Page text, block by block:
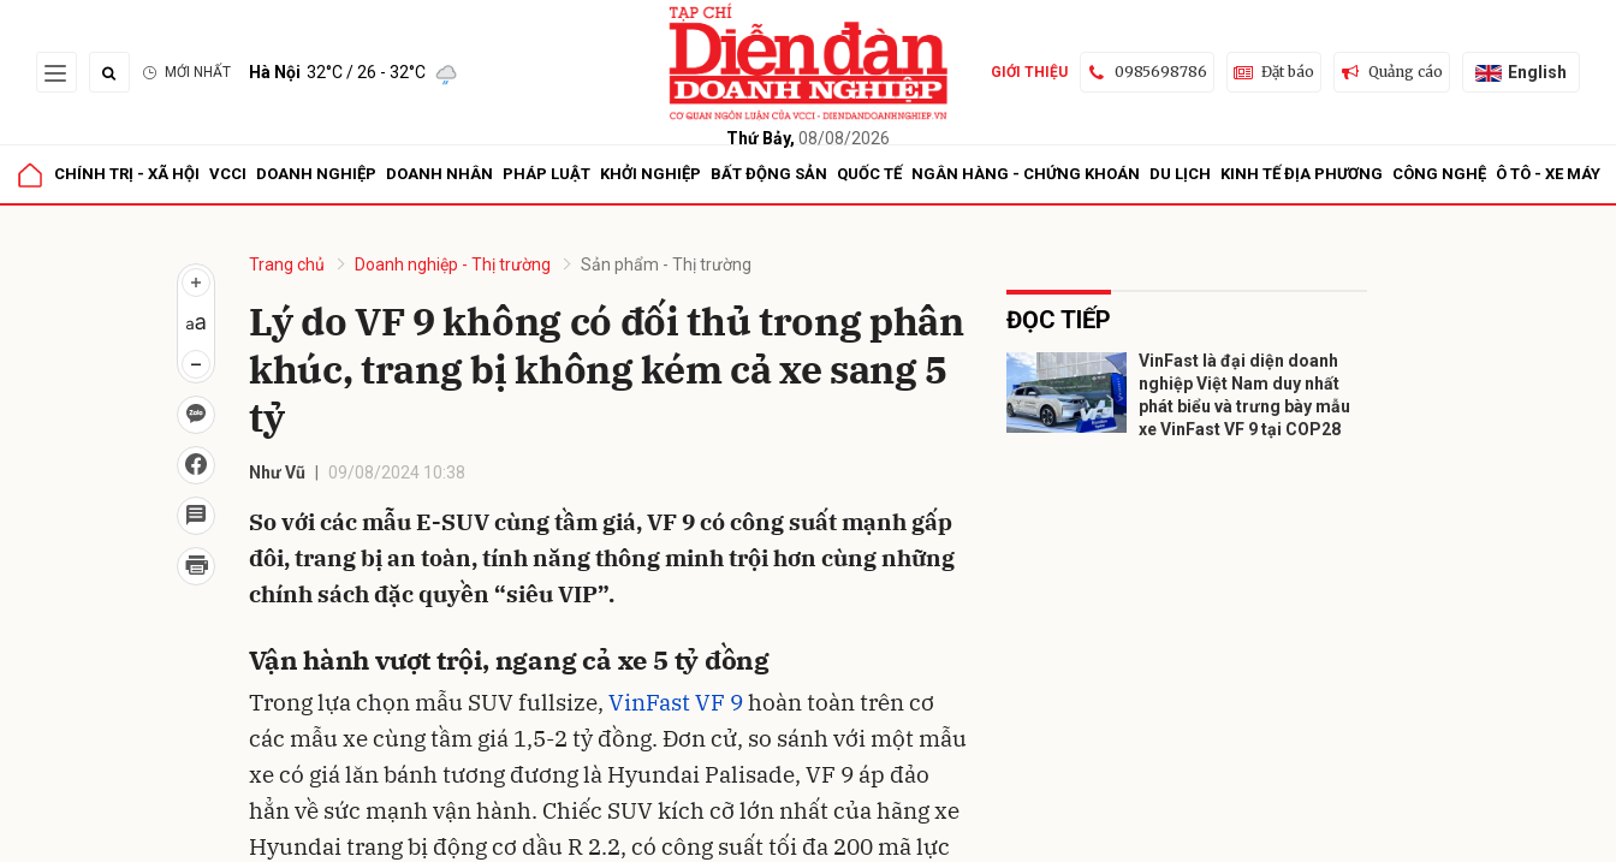
MỚI NHẤT Hà Nội 32°C/ 26 - 32°C
Thứ Bảy, 08/08/2026
GIỚI THIỆU 0985698786 Đặt báo Quảng cáo English
CHÍNH TRỊ - XÃ HỘI VCCI DOANH NGHIỆP DOANH NHÂN PHÁP LUẬT KHỞI NGHIỆP BẤT ĐỘNG SẢN QUỐC TẾ NGÂN HÀNG - CHỨNG KHOÁN DU LỊCH KINH TẾ ĐỊA PHƯƠNG CÔNG NGHỆ Ô TÔ - XE MÁY
Trang chủ Doanh nghiệp - Thị trường Sản phẩm - Thị trường
Lý do VF 9 không có đối thủ trong phân
khúc, trang bị không kém cả xe sang 5
tỷ
Như Vũ 09/08/2024 10:38
So với các mẫu E-SUV cùng tầm giá, VF 9 có công suất mạnh gấp
đôi, trang bị an toàn, tính năng thông minh trội hơn cùng những
chính sách đặc quyền “siêu VIP”.
Vận hành vượt trội, ngang cả xe 5 tỷ đồng
Trong lựa chọn mẫu SUV fullsize, VinFast VF 9hoàn toàn trên cơ
các mẫu xe cùng tầm giá 1,5-2 tỷ đồng. Đơn cử, so sánh với một mẫu
xe có giá lăn bánh tương đương là Hyundai Palisade, VF 9 áp đảo
hẳn về sức mạnh vận hành. Chiếc SUV kích cỡ lớn nhất của hãng xe
Hyundai trang bị động cơ dầu R 2.2, có công suất tối đa 200 mã lực
ĐỌC TIẾP
VinFast là đại diện doanh
nghiệp Việt Nam duy nhất
phát biểu và trưng bày mẫu
xe VinFast VF 9 tại COP28
Gửi